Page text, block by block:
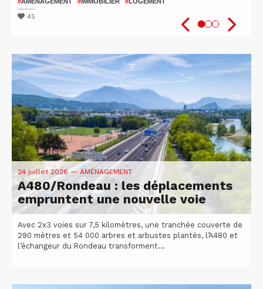
45
#SANTÉ
#VÉLO
24 juillet 2026— AMÉNAGEMENT
A480/Rondeau : les déplacements
empruntent une nouvelle voie
Avec 2x3 voies sur 7,5 kilomètres, une tranchée couverte de
290 mètres et 54 000 arbres et arbustes plantés, l’A480 et
l’échangeur du Rondeau transforment...